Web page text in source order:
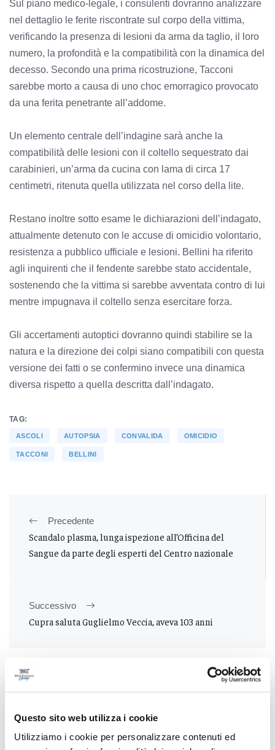
Questo sito web utilizza i cookie
Utilizziamo i cookie per personalizzare contenuti ed
Sul piano medico-legale, i consulenti dovranno analizzare
nel dettaglio le ferite riscontrate sul corpo della vittima,
verificando la presenza di lesioni da arma da taglio, il loro
numero, la profondità e la compatibilità con la dinamica del
decesso. Secondo una prima ricostruzione, Tacconi
sarebbe morto a causa di uno choc emorragico provocato
da una ferita penetrante all’addome.
Un elemento centrale dell’indagine sarà anche la
compatibilità delle lesioni con il coltello sequestrato dai
carabinieri, un’arma da cucina con lama di circa 17
centimetri, ritenuta quella utilizzata nel corso della lite.
Restano inoltre sotto esame le dichiarazioni dell’indagato,
attualmente detenuto con le accuse di omicidio volontario,
resistenza a pubblico ufficiale e lesioni. Bellini ha riferito
agli inquirenti che il fendente sarebbe stato accidentale,
sostenendo che la vittima si sarebbe avventata contro di lui
mentre impugnava il coltello senza esercitare forza.
Gli accertamenti autoptici dovranno quindi stabilire se la
natura e la direzione dei colpi siano compatibili con questa
versione dei fatti o se confermino invece una dinamica
diversa rispetto a quella descritta dall’indagato.
TAG:
ASCOLI AUTOPSIA CONVALIDA OMICIDIO
TACCONI BELLINI
Precedente
Scandalo plasma, lunga ispezione all’Officina del
Sangue da parte degli esperti del Centro nazionale
Successivo
Cupra saluta Guglielmo Veccia, aveva 103 anni